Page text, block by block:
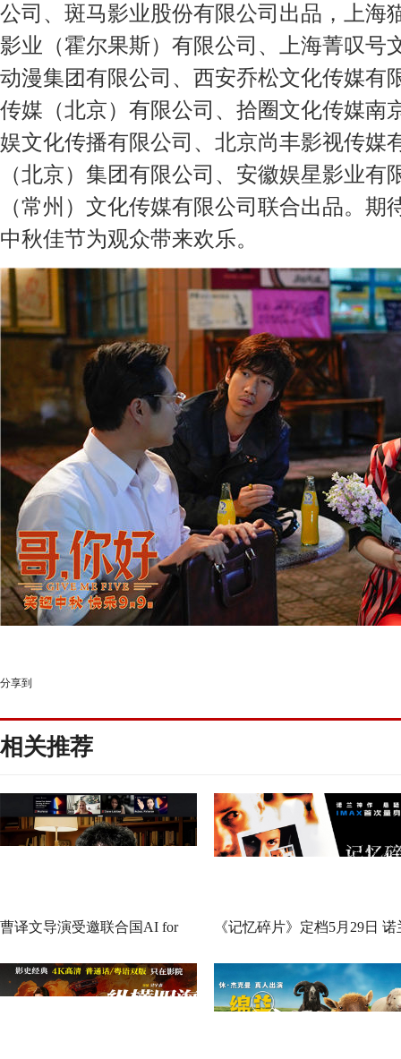
公司、 斑马影业股份有限公司出品，
上海
影业（霍尔果斯）有限公司、上海菁叹号
动漫集团有限公司、西安乔松文化传媒有
传媒（北京）有限公司、拾圈文化传媒南
娱文化传播有限公司、北京尚丰影视传媒
（北京）集团有限公司、安徽娱星影业有
（常州）文化传媒有限公司联合出品。 期
中秋佳节为观众带来欢乐。
分享到
相关推荐
曹译文导演受邀联合国AI for
Good全球峰会 以AI影像传递向
善力量
《记忆碎片》定档5月29日 诺
神作IMAX首次量身定制